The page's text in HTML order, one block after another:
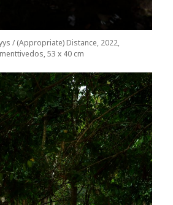
/ (Appropriate) Distance, 2022,
53 x 40 cm